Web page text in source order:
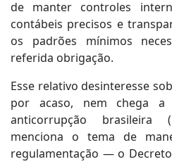
de manter controles
contábeis precisos e
os padrões mínimos
referida obrigação.
Esse relativo desinteresse
por acaso, nem chega a
anticorrupção brasileira
menciona o tema de
regulamentação — o